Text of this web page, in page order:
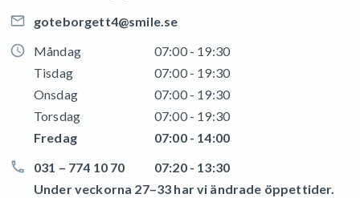
goteborgett4@smile.se
Måndag
07:00 - 19:30
Tisdag
07:00 - 19:30
Onsdag
07:00 - 19:30
Torsdag
07:00 - 19:30
Fredag
07:00 - 14:00
031 – 774 10 70
07:20 - 13:30
Under veckorna 27–33 har vi ändrade öppettider.